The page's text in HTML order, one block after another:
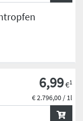
6,99€1
€ 2.796,00 / 1l